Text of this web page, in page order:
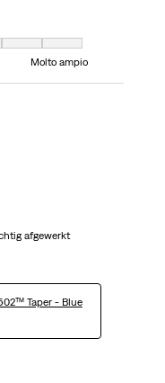
e 7 è uguale a Molto
Molto ampio
afgewerkt
Taper - Blue